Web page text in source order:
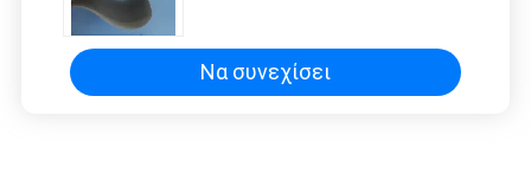
Να συνεχίσει